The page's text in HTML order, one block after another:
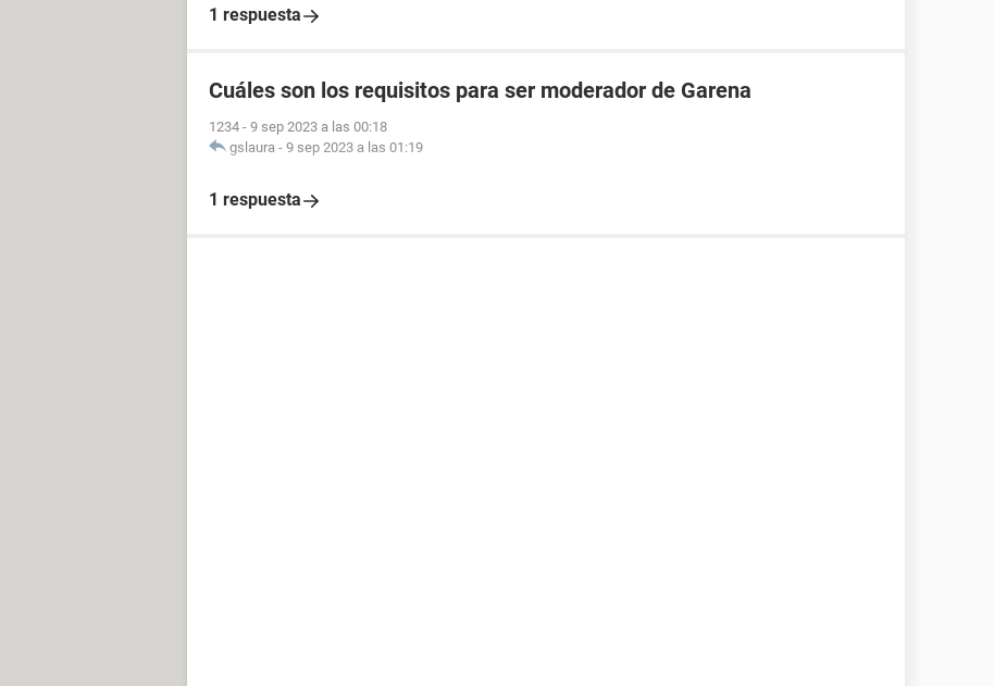
1 respuesta
Cuáles son los requisitos para ser moderador de Garena
1234 - 9 sep 2023 a las 00:18
gslaura - 9 sep 2023 a las 01:19
1 respuesta